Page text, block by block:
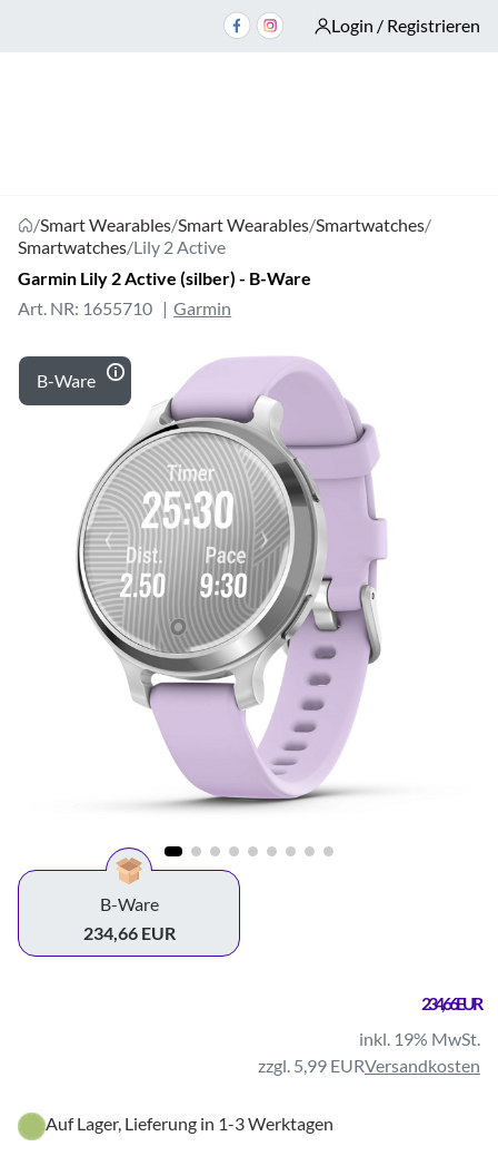
Login / Registrieren
/Smart Wearables/Smart Wearables/Smartwatches/
Smartwatches/Lily 2 Active
Garmin Lily 2 Active (silber) - B-Ware
Art. NR: 1655710
Garmin
B-Ware
234,66 EUR
inkl. 19% MwSt.
zzgl. 5,99 EURVersandkosten
Auf Lager, Lieferung in 1-3 Werktagen
B-Ware
234,66 EUR